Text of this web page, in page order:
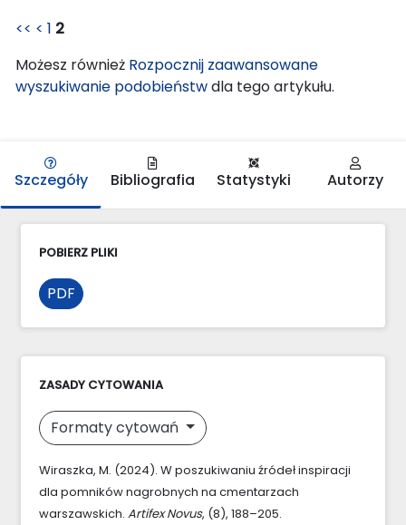
<< < 1 2
Możesz również Rozpocznij zaawansowane
wyszukiwanie podobieństwdla tego artykułu.
Szczegóły Bibliografia Statystyki Autorzy
POBIERZ PLIKI
PDF
ZASADY CYTOWANIA
Formaty cytowań
Wiraszka, M. (2024). W poszukiwaniu źródeł inspiracji
dla pomników nagrobnych na cmentarzach
warszawskich. Artifex Novus, (8), 188–205.